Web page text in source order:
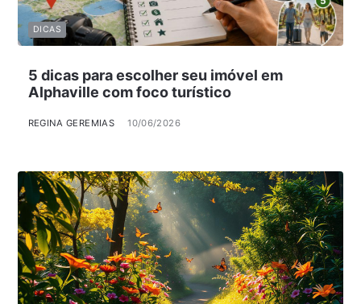
5 dicas para escolher seu imóvel em
Alphaville com foco turístico
REGINA GEREMIAS 10/06/2026
DICAS